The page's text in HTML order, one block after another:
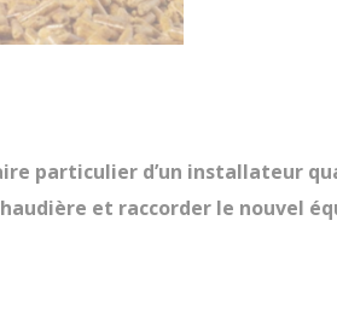
particulier d’un installateur
et raccorder le nouvel